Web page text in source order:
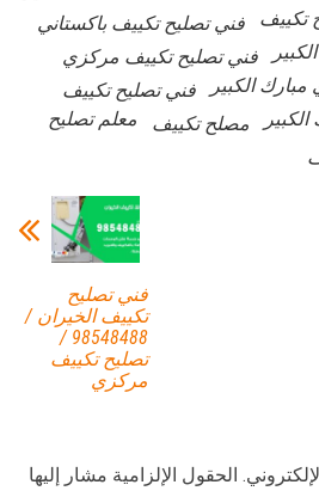
تكييف
فني تصليح تكييف باكستاني
فني تصليح تكييف مركزي
الكبير
فني تصليح تكييف
مصلح تكييف
معلم تصليح
فني تصليح
تكييف الخيران /
98548488 /
تصليح تكييف
مركزي
الحقول الإلزامية مشار إليها